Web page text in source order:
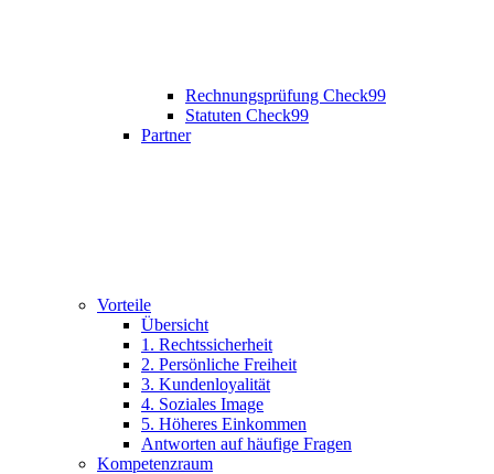
Rechnungsprüfung Check99
Statuten Check99
Partner
Vorteile
Übersicht
1. Rechtssicherheit
2. Persönliche Freiheit
3. Kundenloyalität
4. Soziales Image
5. Höheres Einkommen
Antworten auf häufige Fragen
Kompetenzraum